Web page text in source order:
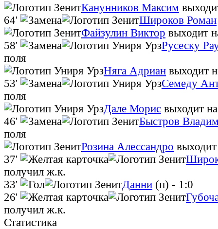
Канунников Максим
64'
Широков Роман
Файзулин Виктор выходит
58'
Русеску
поля
Няга Адриан выходит
53'
Семеду
поля
Дале Морис выходит
46'
Быстров
поля
Розина Алессандро
37'
получил ж.к.
33'
Данни (п) - 1:0
26'
получил ж.к.
Статистика